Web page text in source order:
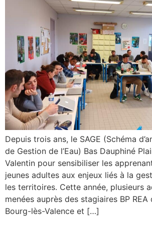
Depuis trois ans, le SAGE (Schéma
de Gestion de l’Eau) Bas Dauphiné
Valentin pour sensibiliser les
jeunes adultes aux enjeux liés à la
les territoires. Cette année, plusieurs
menées auprès des stagiaires BP REA
Bourg-lès-Valence et […]